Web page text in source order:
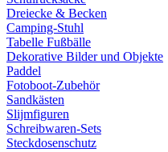
Dreiecke & Becken
Camping-Stuhl
Tabelle Fußbälle
Dekorative Bilder und Objekte
Paddel
Fotoboot-Zubehör
Sandkästen
Slijmfiguren
Schreibwaren-Sets
Steckdosenschutz